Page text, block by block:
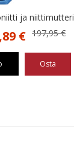
ja
197,95€
Alkuperäinen
197,95 €.
€Nykyinen
112,89 €.
Osta